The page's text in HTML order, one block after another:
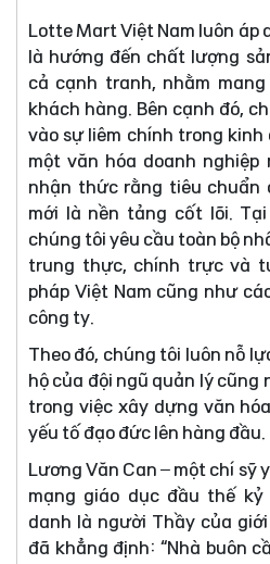
Lotte Mart Việt Nam luôn áp
là hướng đến chất lượng
cả cạnh tranh, nhằm
khách hàng. Bên cạnh đó,
vào sự liêm chính trong
một văn hóa doanh nghiệp
nhận thức rằng tiêu chuẩn
mới là nền tảng cốt lõi.
chúng tôi yêu cầu toàn bộ
trung thực, chính trực và
pháp Việt Nam cũng như
công ty.
Theo đó, chúng tôi luôn nỗ
hộ của đội ngũ quản lý
trong việc xây dựng văn
yếu tố đạo đức lên hàng đầu.
Lương Văn Can – một chí sỹ
mạng giáo dục đầu thế kỷ
danh là người Thầy của
đã khẳng định: “Nhà buôn